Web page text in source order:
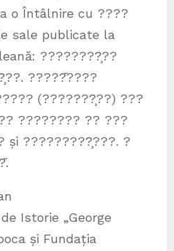
o Întâlnire cu ????
sale publicate la
????????̧??
?????̆????
(???????̧??) ???
???????? ?? ???
și ?????????̧???. ?
Istorie „George
și Fundația